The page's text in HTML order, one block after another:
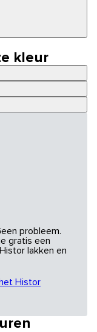
kleur
probleem.
gratis een
lakken en
Histor